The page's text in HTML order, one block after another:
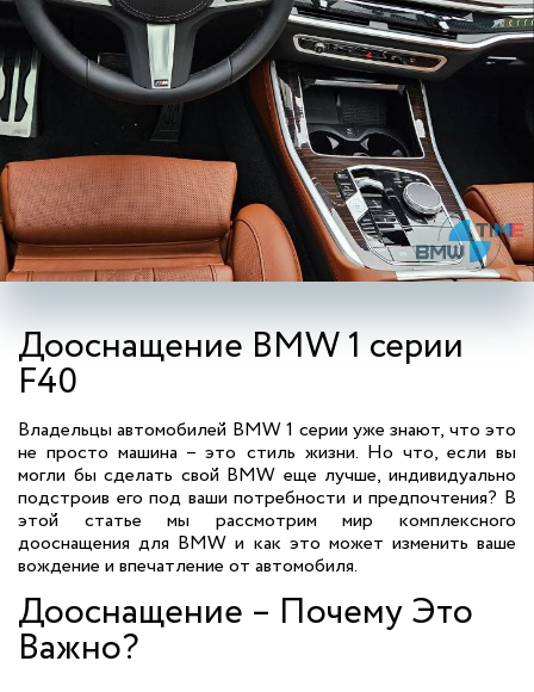
Дооснащение BMW 1 серии
F40
Владельцы автомобилей BMW 1 серии уже знают, что это
не просто машина – это стиль жизни. Но что, если вы
могли бы сделать свой BMW еще лучше, индивидуально
подстроив его под ваши потребности и предпочтения? В
этой статье мы рассмотрим мир комплексного
дооснащения для BMW и как это может изменить ваше
вождение и впечатление от автомобиля.
Дооснащение – Почему Это
Важно?